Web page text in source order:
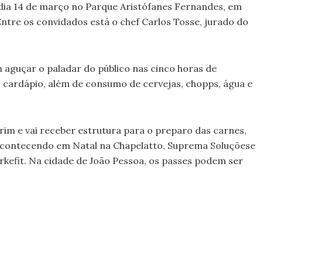
14 de março no Parque Aristófanes Fernandes, em
os convidados está o chef Carlos Tosse, jurado do
o paladar do público nas cinco horas de
além de consumo de cervejas, chopps, água e
e vai receber estrutura para o preparo das carnes,
em Natal na Chapelatto, Suprema Soluçõese
Na cidade de João Pessoa, os passes podem ser